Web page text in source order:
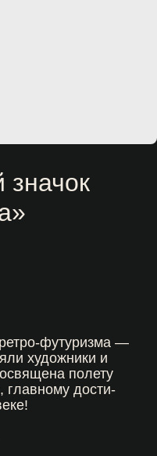
значок
футуризма —
художники и
полету
главному дости-